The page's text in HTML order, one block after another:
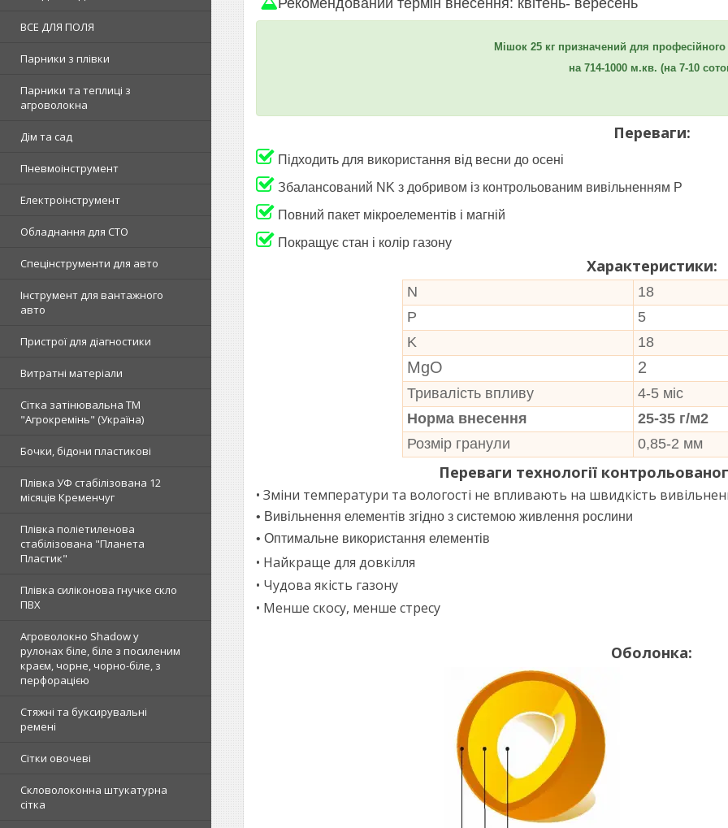
ВСЕ ДЛЯ ПОЛЯ
Парники з плівки
Парники та теплиці з
агроволокна
Дім та сад
Пневмоінструмент
Електроінструмент
Обладнання для СТО
Спецінструменти для авто
Інструмент для вантажного
авто
Пристрої для діагностики
Витратні матеріали
Сітка затінювальна ТМ
"Агрокремінь" (Україна)
Бочки, бідони пластикові
Плівка УФ стабілізована 12
місяців Кременчуг
Плівка поліетиленова
стабілізована "Планета
Пластик"
Плівка силіконова гнучке скло
ПВХ
Агроволокно Shadow у
рулонах біле, біле з посиленим
краєм, чорне, чорно-біле, з
перфорацією
Стяжні та буксирувальні
ремені
Сітки овочеві
Скловолоконна штукатурна
сітка
Мішок 25 кг призначений для
на 714-1000 м.кв. (на 7-10
Переваги:
Підходить для використання від весни до осені
Збалансований NK з добривом із контрольованим вивільненням P
Повний пакет мікроелементів і магній
Покращує стан і колір газону
Характеристики:
N
18
P
5
K
18
MgO 2
Тривалість впливу
4-5 міс
Норма внесення
25-35 г/м2
Розмір гранули
0,85-2 мм
Переваги технології
• Зміни температури та вологості не впливають на швидкість
• Вивільнення елементів згідно з системою живлення рослини
• Оптимальне використання елементів
• Найкраще для довкілля
• Чудова якість газону
• Менше скосу, менше стресу
Оболонка: